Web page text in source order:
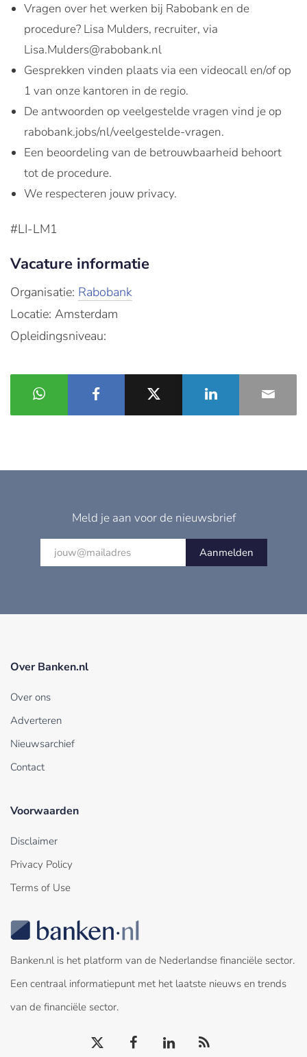
Vragen over het werken bij Rabobank en de
procedure? Lisa Mulders, recruiter, via
Lisa.Mulders@rabobank.nl
Gesprekken vinden plaats via een videocall en/of op
1 van onze kantoren in de regio.
De antwoorden op veelgestelde vragen vind je op
rabobank.jobs/nl/veelgestelde-vragen.
Een beoordeling van de betrouwbaarheid behoort
tot de procedure.
We respecteren jouw privacy.
#LI-LM1
Vacature informatie
Organisatie: Rabobank
Locatie: Amsterdam
Opleidingsniveau:
Meld je aan voor de nieuwsbrief
Aanmelden
Over Banken.nl
Over ons
Adverteren
Nieuwsarchief
Contact
Voorwaarden
Disclaimer
Privacy Policy
Terms of Use
Banken.nl is het platform van de Nederlandse financiële sector.
Een centraal informatiepunt met het laatste nieuws en trends
van de financiële sector.